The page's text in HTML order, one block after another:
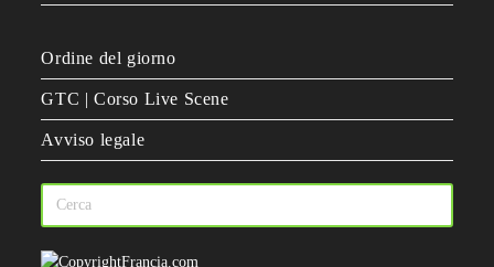
Ordine del giorno
GTC | Corso Live Scene
Avviso legale